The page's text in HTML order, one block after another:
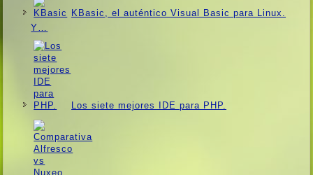
KBasic, el auténtico Visual Basic para Linux.
Y…
Los siete mejores IDE para PHP.